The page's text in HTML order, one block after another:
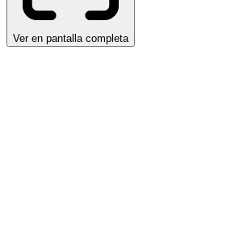
Ver en pantalla completa